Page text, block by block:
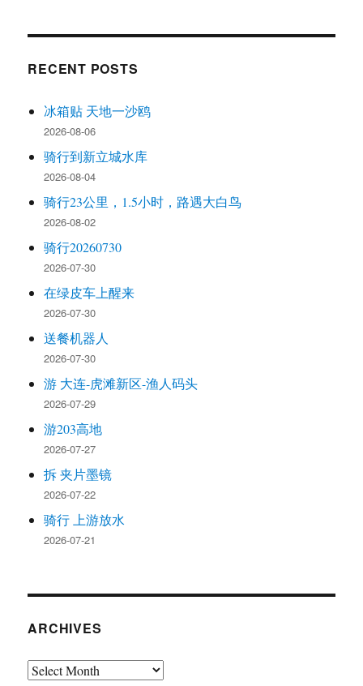
RECENT POSTS
冰箱贴 天地一沙鸥
2026-08-06
骑行到新立城水库
2026-08-04
骑行23公里，1.5小时，路遇大白鸟
2026-08-02
骑行20260730
2026-07-30
在绿皮车上醒来
2026-07-30
送餐机器人
2026-07-30
游 大连-虎滩新区-渔人码头
2026-07-29
游203高地
2026-07-27
拆 夹片墨镜
2026-07-22
骑行 上游放水
2026-07-21
ARCHIVES
Archives